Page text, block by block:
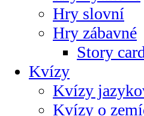
Hry slovní
Hry zábavné
Story
Kvízy
Kvízy
Kvízy o